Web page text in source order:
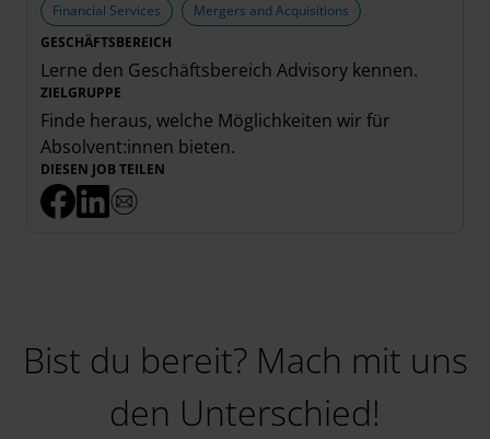
Financial Services
Mergers and Acquisitions
GESCHÄFTSBEREICH
Lerne den Geschäftsbereich Advisory kennen.
ZIELGRUPPE
Finde heraus, welche Möglichkeiten wir für
Absolvent:innen bieten.
DIESEN JOB TEILEN
Bist du bereit? Mach mit uns
den Unterschied!